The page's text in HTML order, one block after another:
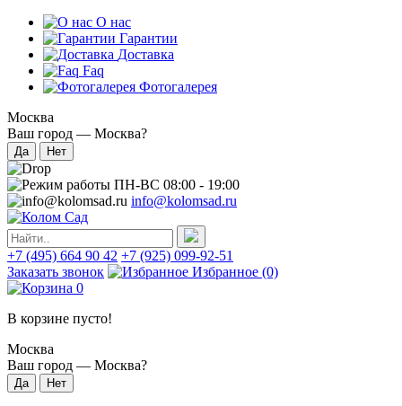
О нас
Гарантии
Доставка
Faq
Фотогалерея
Москва
Ваш город — Москва?
ПН-ВС 08:00 - 19:00
info@kolomsad.ru
+7 (495) 664 90 42 +7 (925) 099-92-51
Заказать звонок
Избранное (0)
0
В корзине пусто!
Москва
Ваш город — Москва?